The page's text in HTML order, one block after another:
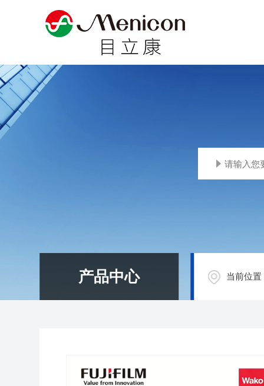
产品中心 当前位置